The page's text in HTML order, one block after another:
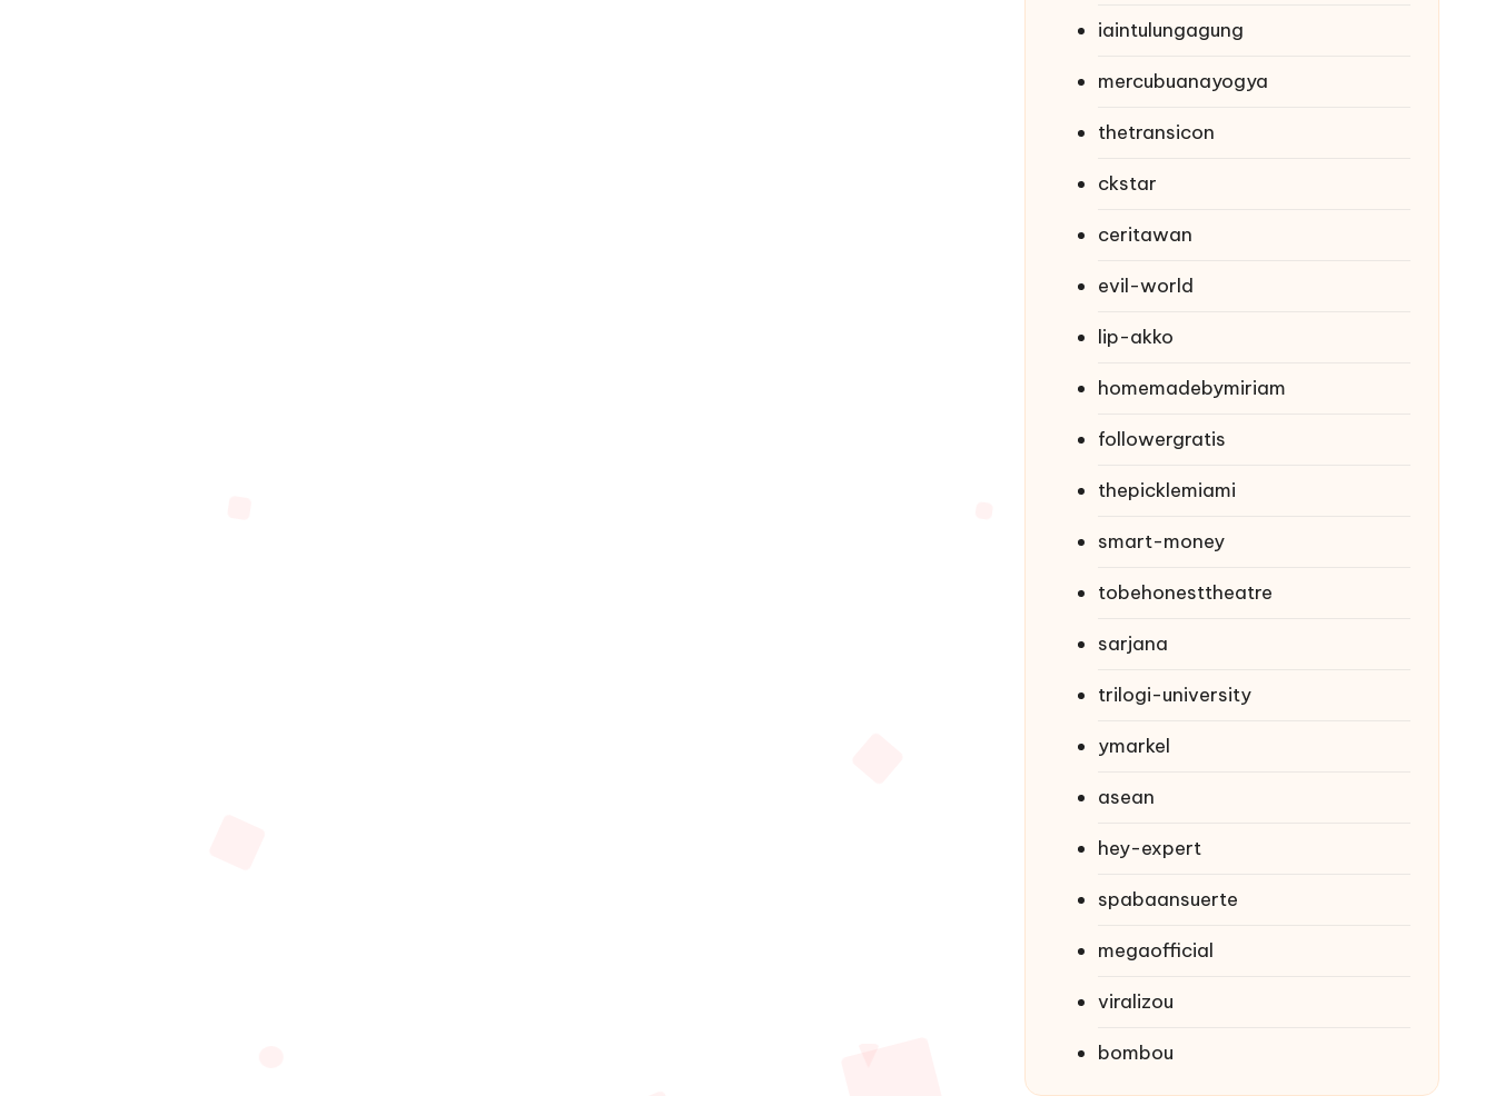
iaintulungagung
mercubuanayogya
thetransicon
ckstar
ceritawan
evil-world
lip-akko
homemadebymiriam
followergratis
thepicklemiami
smart-money
tobehonesttheatre
sarjana
trilogi-university
ymarkel
asean
hey-expert
spabaansuerte
megaofficial
viralizou
bombou